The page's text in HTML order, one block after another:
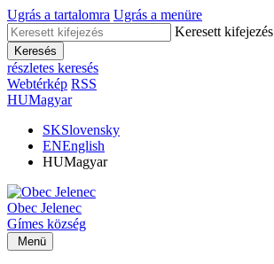
Ugrás a tartalomra Ugrás a menüre
Keresett kifejezés
Keresés
részletes keresés
Webtérkép RSS
HUMagyar
SKSlovensky
ENEnglish
HUMagyar
Obec Jelenec
Gímes község
Menü